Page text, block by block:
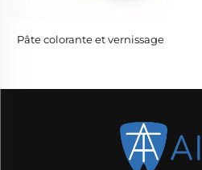
Pâte colorante et vernissage